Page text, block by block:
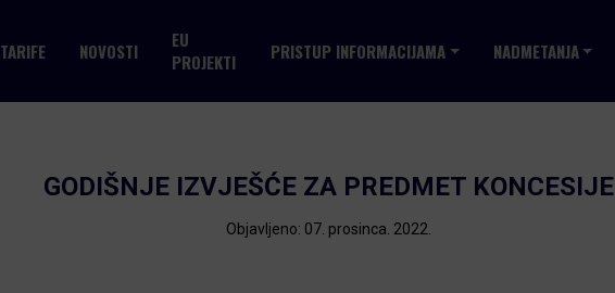
TARIFE NOVOSTI
EU
PROJEKTI
PRISTUP INFORMACIJAMA NADMETANJA
GODIŠNJE IZVJEŠĆE ZA PREDMET KONCESIJE
Objavljeno: 07. prosinca. 2022.